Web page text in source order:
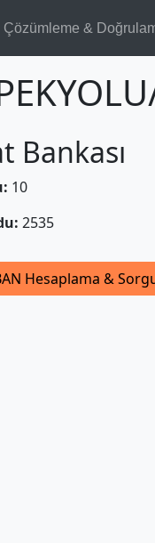
Çözümleme &
Bankası
10
2535
Hesaplama &